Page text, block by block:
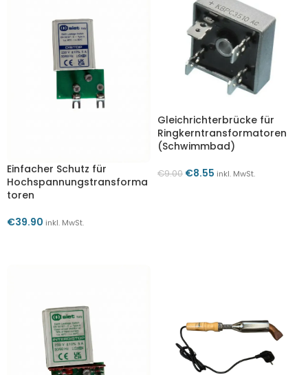
Einfacher Schutz für
Hochspannungstransforma
toren
€39.90 inkl. MwSt.
Gleichrichterbrücke für
Ringkerntransformatoren
(Schwimmbad)
€9.00 €8.55 inkl. MwSt.